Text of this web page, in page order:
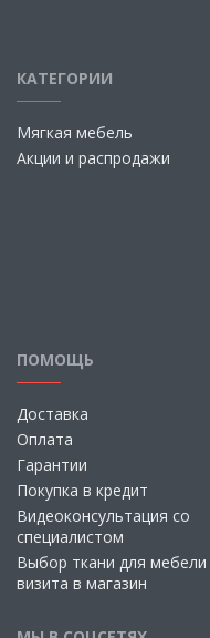
КАТЕГОРИИ
Мягкая мебель
Акции и распродажи
ПОМОЩЬ
Доставка
Оплата
Гарантии
Покупка в кредит
Видеоконсультация со
специалистом
Выбор ткани для мебели
визита в магазин